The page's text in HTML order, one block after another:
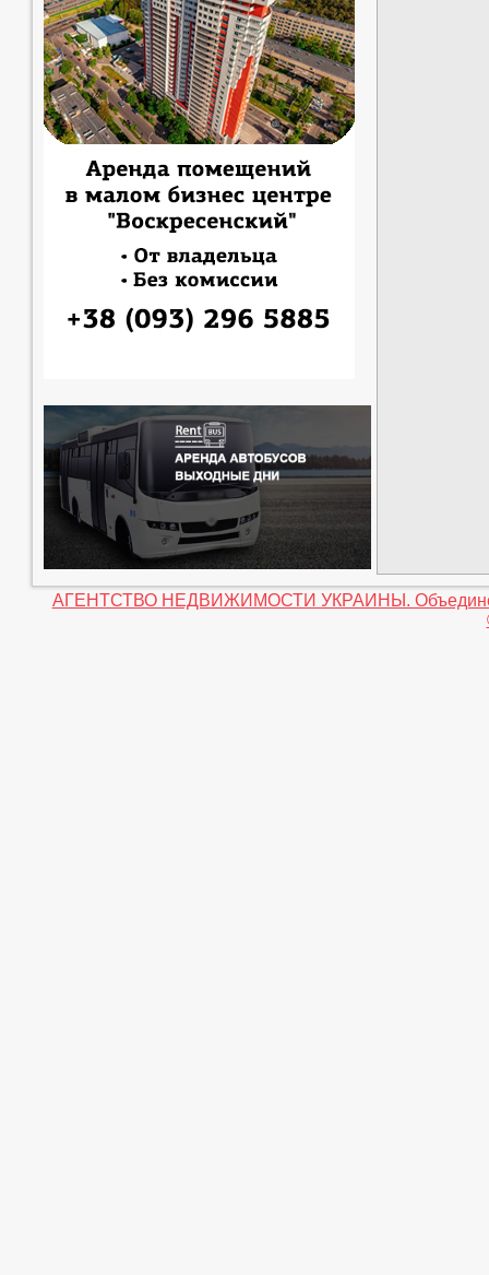
АГЕНТСТВО НЕДВИЖИМОСТИ УКРАИНЫ.